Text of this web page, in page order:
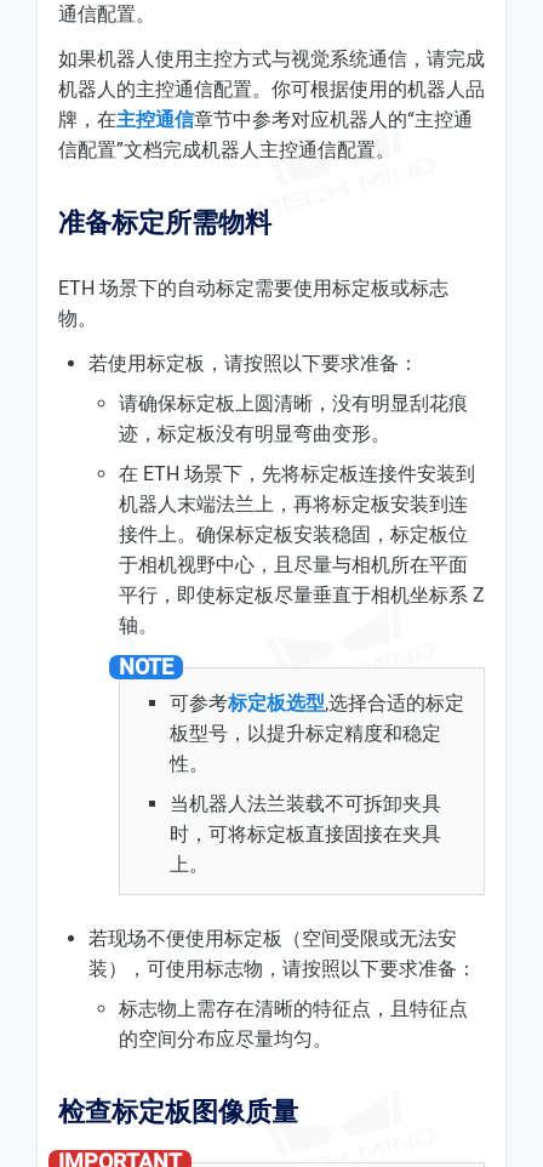
通信配置。
如果机器人使用主控方式与视觉系统通信，请完成
机器人的主控通信配置。你可根据使用的机器人品
牌，在主控通信章节中参考对应机器人的“主控通
信配置”文档完成机器人主控通信配置。
准备标定所需物料
ETH 场景下的自动标定需要使用标定板或标志
物。
若使用标定板，请按照以下要求准备：
请确保标定板上圆清晰，没有明显刮花痕
迹，标定板没有明显弯曲变形。
在 ETH 场景下，先将标定板连接件安装到
机器人末端法兰上，再将标定板安装到连
接件上。确保标定板安装稳固，标定板位
于相机视野中心，且尽量与相机所在平面
平行，即使标定板尽量垂直于相机坐标系 Z
轴。
可参考标定板选型,选择合适的标定
板型号，以提升标定精度和稳定
性。
当机器人法兰装载不可拆卸夹具
时，可将标定板直接固接在夹具
上。
若现场不便使用标定板（空间受限或无法安
装），可使用标志物，请按照以下要求准备：
标志物上需存在清晰的特征点，且特征点
的空间分布应尽量均匀。
检查标定板图像质量